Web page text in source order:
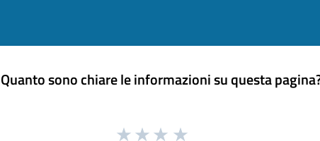
Quanto sono chiare le informazioni su questa